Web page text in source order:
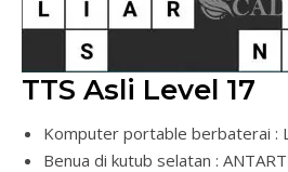
TTS Asli Level 17
Komputer portable berbaterai :
Benua di kutub selatan :